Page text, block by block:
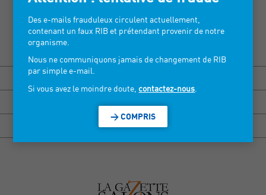
HEXAGONE RENNES
HEXAGONE GRENOBLE
Des e-mails frauduleux circulent actuellement,
contenant un faux RIB et prétendant provenir de notre
organisme.
Nous ne communiquons jamais de changement de RIB
par simple e-mail.
Si vous avez le moindre doute, contactez-nous
> COMPRIS